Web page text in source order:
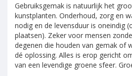
Gebruiksgemak is natuurlijk het
kunstplanten. Onderhoud, zorg en
nodig en de levensduur is oneindig
plaatsen). Zeker voor mensen
degenen die houden van gemak of
dé oplossing. Alles is erop gericht
van een levendige groene sfeer.